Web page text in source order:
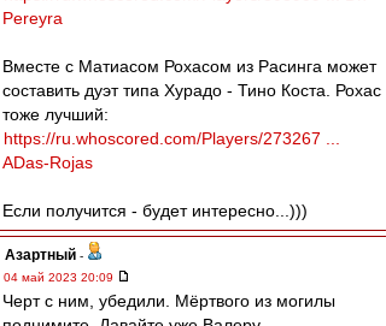
Pereyra
Вместе с Матиасом Рохасом из Расинга может
составить дуэт типа Хурадо - Тино Коста. Рохас
тоже лучший:
https://ru.whoscored.com/Players/273267 ...
ADas-Rojas
Если получится - будет интересно...)))
Азартный -
04 май 2023 20:09
Черт с ним, убедили. Мёртвого из могилы